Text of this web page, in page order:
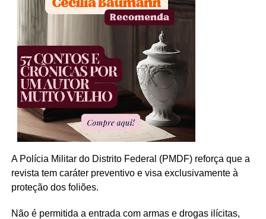
A Polícia Militar do Distrito Federal (PMDF) reforça que a
revista tem caráter preventivo e visa exclusivamente à
proteção dos foliões.
Não é permitida a entrada com armas e drogas ilícitas,